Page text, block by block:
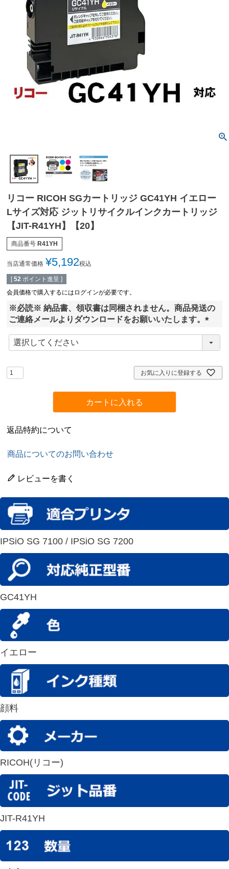
リコー RICOH SGカートリッジ GC41YH イエロー
Lサイズ対応 ジットリサイクルインクカートリッジ
【JIT-R41YH】【20】
商品番号 R41YH
当店通常価格 ¥5,192税込
[ 52 ポイント進呈 ]
会員価格で購入するにはログインが必要です。
※必読※ 納品書、領収書は同梱されません。商品発送の
ご連絡メールよりダウンロードをお願いいたします。
(
必
)
お気に入りに登録する
カートに入れる
返品特約について
商品についてのお問い合わせ
レビューを書く
IPSiO SG 7100 / IPSiO SG 7200
GC41YH
イエロー
顔料
RICOH(リコー)
JIT-R41YH